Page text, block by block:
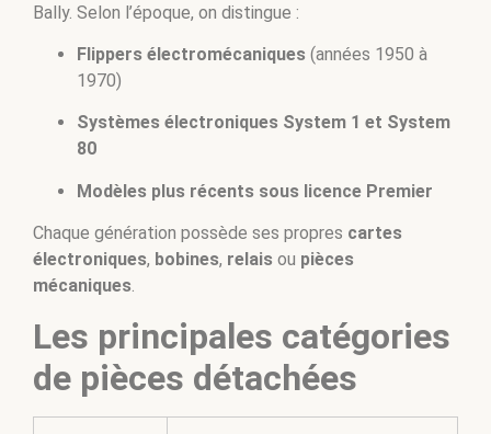
Bally. Selon l’époque, on distingue :
Flippers électromécaniques (années 1950 à
1970)
Systèmes électroniques System 1 et System
80
Modèles plus récents sous licence Premier
Chaque génération possède ses propres cartes
électroniques, bobines, relais ou pièces
mécaniques.
Les principales catégories
de pièces détachées